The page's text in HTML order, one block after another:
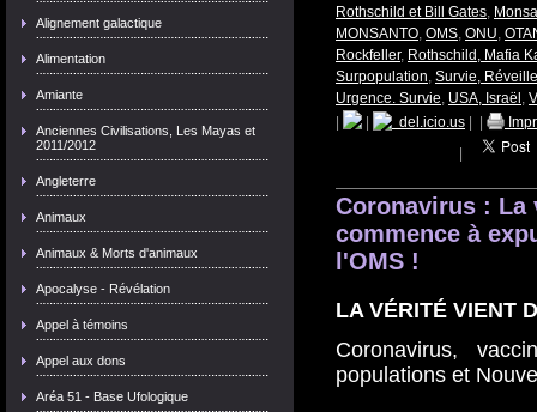
Alignement galactique
Alimentation
Amiante
Anciennes Civilisations, Les Mayas et
2011/2012
Angleterre
Animaux
Animaux & Morts d'animaux
Apocalyse - Révélation
Appel à témoins
Appel aux dons
Aréa 51 - Base Ufologique
Rothschild et Bill Gates,
MONSANTO, OMS, ONU,
Rockfeller, Rothschild, Mafia
Surpopulation, Survie,
Urgence. Survie, USA, Israël ,
del.icio.us
Coronavirus :
commence à
l'OMS !
LA VÉRITÉ VIENT
Coronavirus,
populations et